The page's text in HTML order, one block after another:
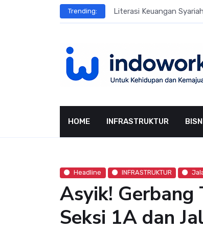
Trending: Literasi Keuangan
HOME INFRASTRUKTUR
Headline INFRASTRUKTUR
Asyik! Gerbang
Seksi 1A dan